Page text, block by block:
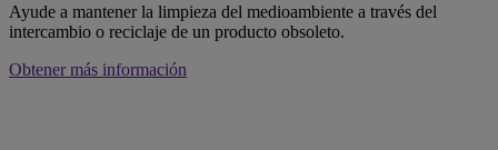
Ayude a mantener la limpieza del medioambiente a través del
intercambio o reciclaje de un producto obsoleto.
Obtener más información